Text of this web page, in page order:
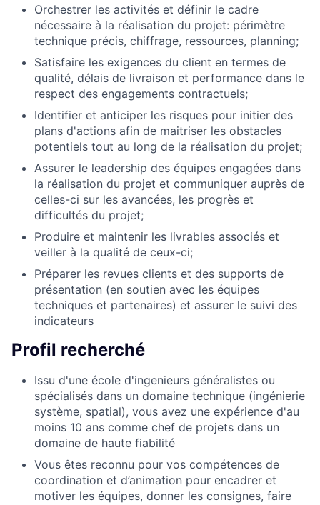
Orchestrer les activités et définir le cadre
nécessaire à la réalisation du projet: périmètre
technique précis, chiffrage, ressources, planning;
Satisfaire les exigences du client en termes de
qualité, délais de livraison et performance dans le
respect des engagements contractuels;
Identifier et anticiper les risques pour initier des
plans d'actions afin de maitriser les obstacles
potentiels tout au long de la réalisation du projet;
Assurer le leadership des équipes engagées dans
la réalisation du projet et communiquer auprès de
celles-ci sur les avancées, les progrès et
difficultés du projet;
Produire et maintenir les livrables associés et
veiller à la qualité de ceux-ci;
Préparer les revues clients et des supports de
présentation (en soutien avec les équipes
techniques et partenaires) et assurer le suivi des
indicateurs
Profil recherché
Issu d'une école d'ingenieurs généralistes ou
spécialisés dans un domaine technique (ingénierie
système, spatial), vous avez une expérience d'au
moins 10 ans comme chef de projets dans un
domaine de haute fiabilité
Vous êtes reconnu pour vos compétences de
coordination et d’animation pour encadrer et
motiver les équipes, donner les consignes, faire